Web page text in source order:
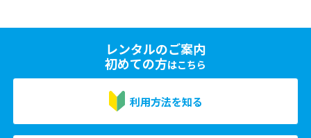
レンタルのご案内
初めての方はこちら
利用方法を知る